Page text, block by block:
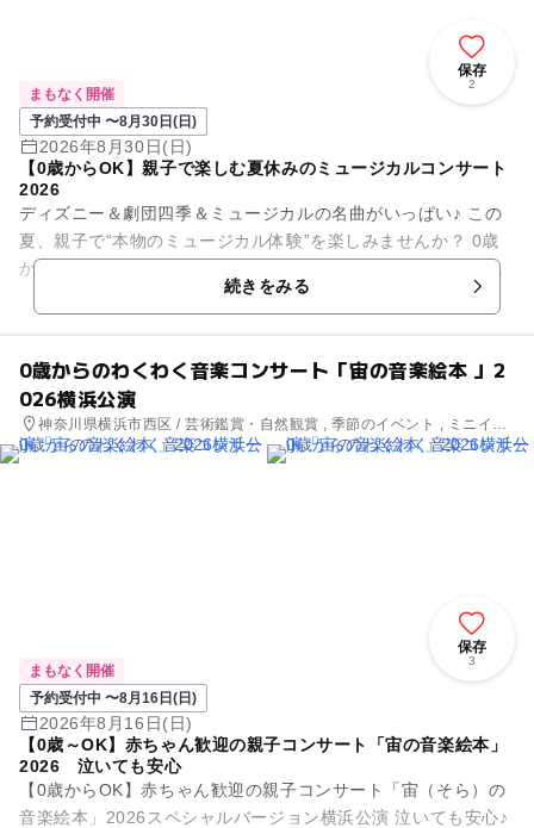
保存
2
まもなく開催
予約受付中 〜8月30日(日)
2026年8月30日(日)
【0歳からOK】親子で楽しむ夏休みのミュージカルコンサート
2026
ディズニー＆劇団四季＆ミュージカルの名曲がいっぱい♪ この
夏、親子で“本物のミュージカル体験”を楽しみませんか？ 0歳
から参加できる人気ファミリーイベント「ハッピー・ミュージ
続きをみる
0歳からのわくわく音楽コンサート「宙の音楽絵本 」2
026横浜公演
神奈川県横浜市西区 / 芸術鑑賞・自然観賞 , 季節のイベント , ミニイベ
ント
保存
3
まもなく開催
予約受付中 〜8月16日(日)
2026年8月16日(日)
【0歳～OK】赤ちゃん歓迎の親子コンサート「宙の音楽絵本」
2026 泣いても安心
【0歳からOK】赤ちゃん歓迎の親子コンサート「宙（そら）の
音楽絵本」2026スペシャルバージョン横浜公演 泣いても安心♪